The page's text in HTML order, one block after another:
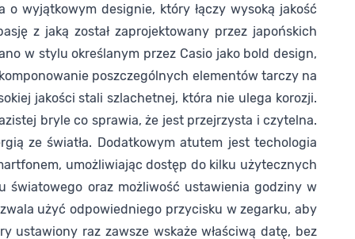
o wyjątkowym designie, który łączy wysoką jakość
z jaką został zaprojektowany przez japońskich
w stylu określanym przez Casio jako bold design,
poszczególnych elementów tarczy na
jakości stali szlachetnej, która nie ulega korozji.
bryle co sprawia, że jest przejrzysta i czytelna.
ze światła. Dodatkowym atutem jest techologia
umożliwiając dostęp do kilku użytecznych
światowego oraz możliwość ustawienia godziny w
użyć odpowiedniego przycisku w zegarku, aby
ustawiony raz zawsze wskaże właściwą datę, bez